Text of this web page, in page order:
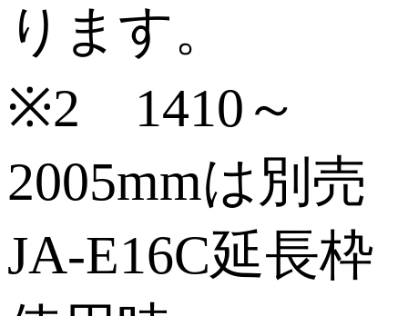
ります。
※2 1410～
2005mmは別売
JA-E16C延長枠